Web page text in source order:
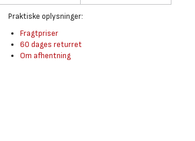
Praktiske oplysninger:
Fragtpriser
60 dages returret
Om afhentning